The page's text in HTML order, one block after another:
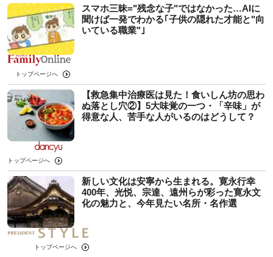
スマホ三昧="残念な子"ではなかった…AIに
聞けば一発でわかる｢子供の隠れた才能と"向
いている職業"｣
トップページへ
【救急集中治療医は見た！食いしん坊の思わ
ぬ落とし穴②】5大味覚の一つ・「辛味」が
得意な人、苦手な人がいるのはどうして？
トップページへ
新しい文化は安寧から生まれる。寛永行幸
400年、光悦、宗達、遠州らが彩った寛永文
化の魅力と、今年見たい名所・名作選
トップページへ